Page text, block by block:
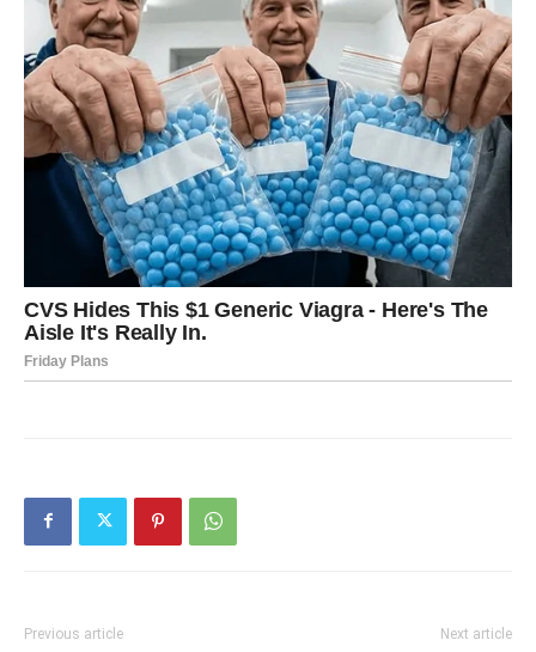
Previous article Next article